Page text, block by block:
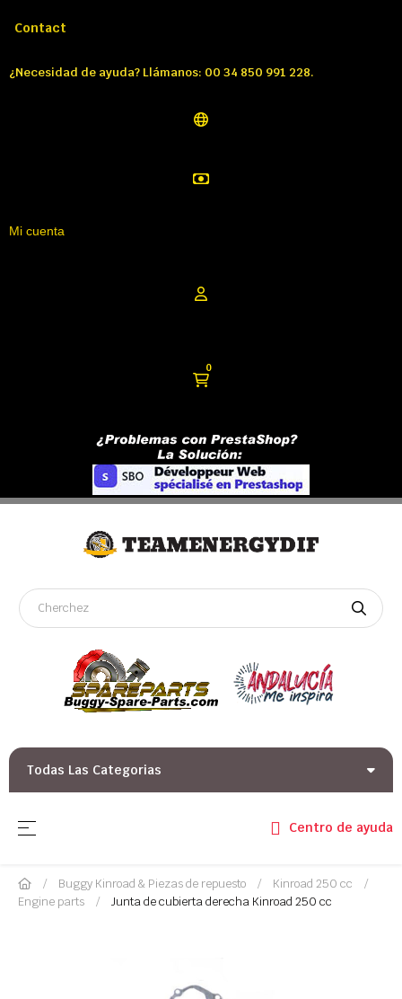
Contact
¿Necesidad de ayuda? Llámanos: 00 34 850 991 228.
Mi cuenta
0
Todas Las Categorias
Navegación de palanca
☰ Centro de ayuda
Buggy Kinroad & Piezas de repuesto
Kinroad 250 cc
Engine parts
Junta de cubierta derecha Kinroad 250 cc